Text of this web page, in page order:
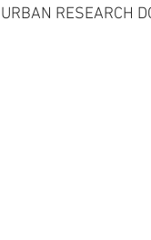
URBAN RESEARCH